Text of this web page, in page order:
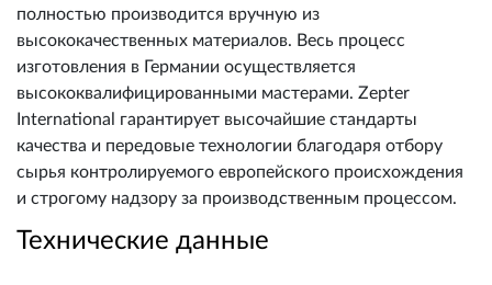
полностью производится вручную из
высококачественных материалов. Весь процесс
изготовления в Германии осуществляется
высококвалифицированными мастерами. Zepter
International гарантирует высочайшие стандарты
качества и передовые технологии благодаря отбору
сырья контролируемого европейского происхождения
и строгому надзору за производственным процессом.
Технические данные